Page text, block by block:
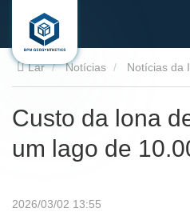
Lar Notícias Notícias da
Custo da lona
um lago de
2026/03/02 13:55